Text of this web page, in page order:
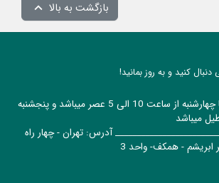
بازگشت به بالا 
کنید و به روز بمانید!
فروشگاه حضوری شنبه تا چهارشنبه از ساعت 10 الی 5 عصر میباشد و پنجشنبه
میباشد
آدرس: تهران - چهار راه
ابریشم - همکف- واحد 3